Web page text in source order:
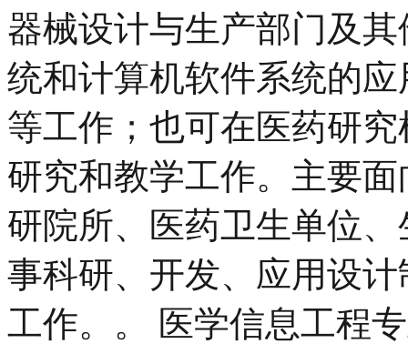
器械设计与生产部门及
统和计算机软件系统的
等工作；也可在医药研
研究和教学工作。主要
研院所、医药卫生单位
事科研、开发、应用设
工作。。 医学信息工程